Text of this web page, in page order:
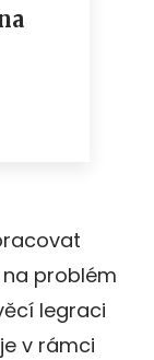
problém
legraci
v rámci